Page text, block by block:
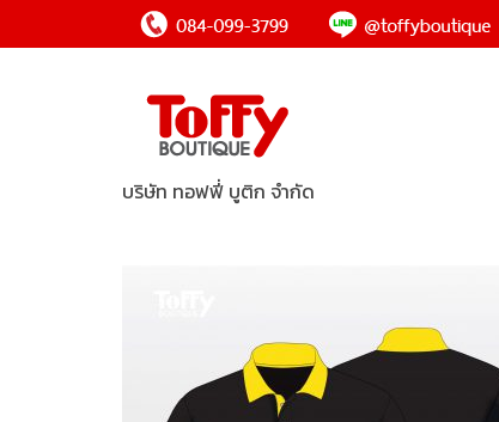
บริษัท ทอฟฟี่ บูติก จำกัด